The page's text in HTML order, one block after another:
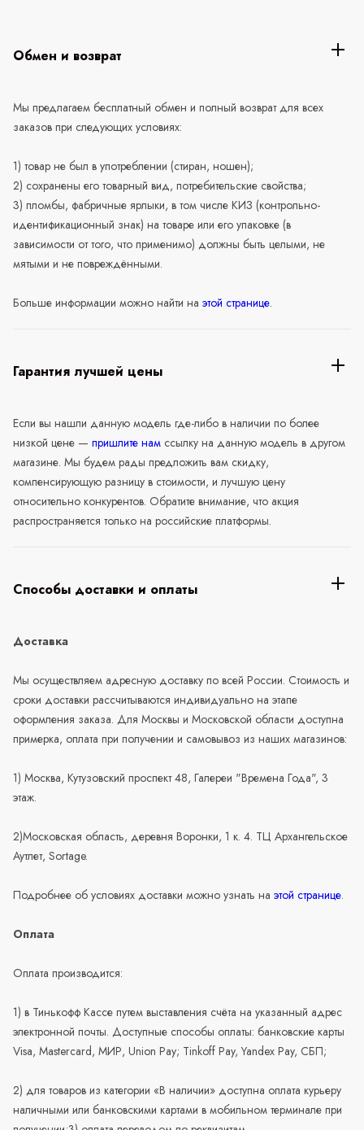
Обмен и возврат
Мы предлагаем бесплатный обмен и полный возврат для всех
заказов при следующих условиях:
1) товар не был в употреблении (стиран, ношен);
2) сохранены его товарный вид, потребительские свойства;
3) пломбы, фабричные ярлыки, в том числе КИЗ (контрольно-
идентификационный знак) на товаре или его упаковке (в
зависимости от того, что применимо) должны быть целыми, не
мятыми и не повреждёнными.
Больше информации можно найти на этой странице.
Гарантия лучшей цены
Если вы нашли данную модель где-либо в наличии по более
низкой цене — пришлите нам ссылку на данную модель в другом
магазине. Мы будем рады предложить вам скидку,
компенсирующую разницу в стоимости, и лучшую цену
относительно конкурентов. Обратите внимание, что акция
распространяется только на российские платформы.
Способы доставки и оплаты
Доставка
Мы осуществляем адресную доставку по всей России. Стоимость и
сроки доставки рассчитываются индивидуально на этапе
оформления заказа. Для Москвы и Московской области доступна
примерка, оплата при получении и самовывоз из наших магазинов:
1) Москва, Кутузовский проспект 48, Галереи "Времена Года", 3
этаж.
2)Московская область, деревня Воронки, 1 к. 4. ТЦ Архангельское
Аутлет, Sortage.
Подробнее об условиях доставки можно узнать на этой странице.
Оплата
Оплата производится:
1) в Тинькофф Кассе путем выставления счёта на указанный адрес
электронной почты. Доступные способы оплаты: банковские карты
Visa, Mastercard, МИР, Union Pay; Tinkoff Pay, Yandex Pay, СБП;
2) для товаров из категории «В наличии» доступна оплата курьеру
наличными или банковскими картами в мобильном терминале при